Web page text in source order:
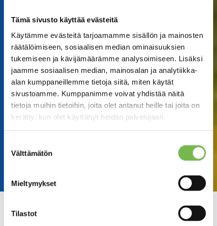
Tämä sivusto käyttää evästeitä
Käytämme evästeitä tarjoamamme sisällön ja mainosten
räätälöimiseen, sosiaalisen median ominaisuuksien
tukemiseen ja kävijämäärämme analysoimiseen. Lisäksi
jaamme sosiaalisen median, mainosalan ja analytiikka-
alan kumppaneillemme tietoja siitä, miten käytät
sivustoamme. Kumppanimme voivat yhdistää näitä
tietoja muihin tietoihin, joita olet antanut heille tai joita on
kerätty, kun olet käyttänyt heidän palvelujaan.
valinta
Välttämätön
Mieltymykset
Tilastot